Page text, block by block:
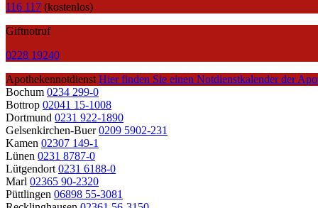
116 117 (kostenlos)
Giftnotruf
0228 19240
Apothekennotdienst Hier finden Sie einen Notdienstkalender der
Bochum 0234 299-0
Bottrop 02041 15-1008
Dortmund 0231 922-1890
Gelsenkirchen-Buer 0209 5902-231
Kamen 02307 149-1
Lünen 0231 8787-0
Lütgendort 0231 6188-0
Marl 02365 90-2320
Püttlingen 06898 55-3081